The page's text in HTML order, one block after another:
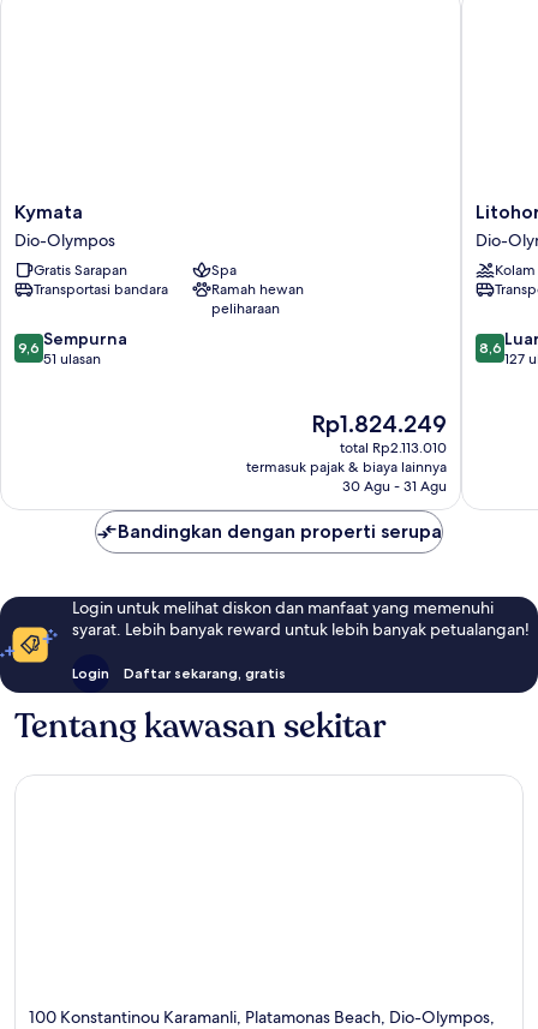
Kymata
Dio-
Olympos
Kymata
Dio-Olympos
Gratis Sarapan
Spa
Transportasi bandara
Ramah hewan
peliharaan
9.6
dari
9,6 Sempurna
51 ulasan
Harga
sekarang
Rp1.824.249
Rp1.824.249
total Rp2.113.010
termasuk pajak & biaya lainnya
30 Agu - 31 Agu
Litohoro
Resort
Villas
&
Dio-
Dio-
8.6
dari
8,6
127
Bandingkan dengan properti serupa
Login untuk melihat diskon dan manfaat yang memenuhi
syarat. Lebih banyak reward untuk lebih banyak petualangan!
Login Daftar sekarang, gratis
Tentang kawasan sekitar
100 Konstantinou Karamanli, Platamonas Beach, Dio-Olympos,